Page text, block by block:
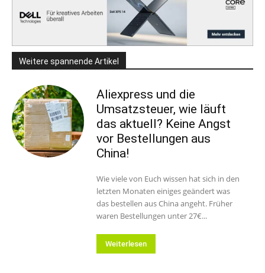
Weitere spannende Artikel
Aliexpress und die
Umsatzsteuer, wie läuft
das aktuell? Keine Angst
vor Bestellungen aus
China!
Wie viele von Euch wissen hat sich in den
letzten Monaten einiges geändert was
das bestellen aus China angeht. Früher
waren Bestellungen unter 27€...
Weiterlesen